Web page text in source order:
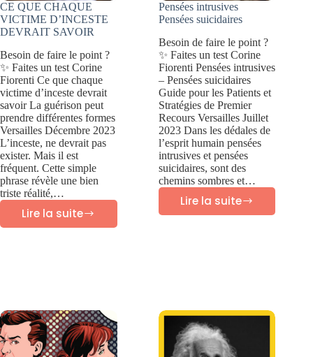
CE QUE CHAQUE
VICTIME D’INCESTE
DEVRAIT SAVOIR
Besoin de faire le point ?
✨ Faites un test Corine
Fiorenti Ce que chaque
victime d’inceste devrait
savoir La guérison peut
prendre différentes formes
Versailles Décembre 2023
L’inceste, ne devrait pas
exister. Mais il est
fréquent. Cette simple
phrase révèle une bien
triste réalité,…
Lire la suite
D’INCESTE
DEVRAIT
SAVOIR
Pensées intrusives
Pensées suicidaires
Besoin de faire le point ?
✨ Faites un test Corine
Fiorenti Pensées intrusives
– Pensées suicidaires
Guide pour les Patients et
Stratégies de Premier
Recours Versailles Juillet
2023 Dans les dédales de
l’esprit humain pensées
intrusives et pensées
suicidaires, sont des
chemins sombres et…
Lire la suite